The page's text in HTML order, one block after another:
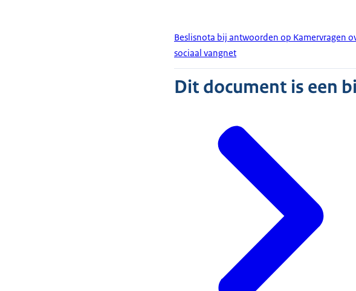
Beslisnota bij antwoorden op Kamervragen
sociaal vangnet
Dit document is een